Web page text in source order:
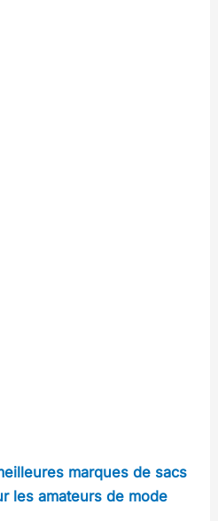
marques de sacs
les amateurs de mode